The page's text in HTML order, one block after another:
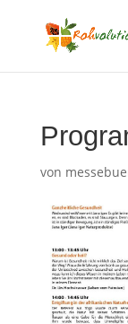
von